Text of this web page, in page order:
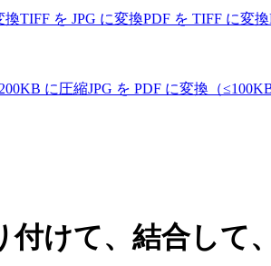
換TIFF を JPG に変換PDF を TIFF に変換
に圧縮JPG を PDF に変換（≤100KB
付けて、結合して